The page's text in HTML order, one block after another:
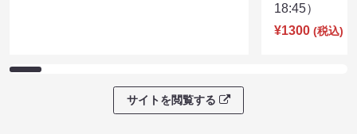
18:45）
¥1300 (税込)
サイトを閲覧する